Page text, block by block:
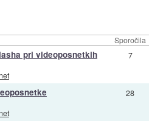
Sporočila
pri videoposnetkih 7
28